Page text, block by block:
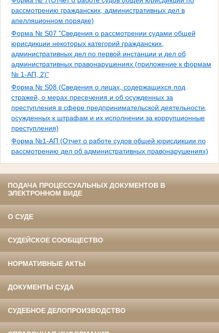
рассмотрению гражданских, административных дел в
апелляционном порядке)
Форма № S07 "Сведения о рассмотрении судами общей
юрисдикции некоторых категорий гражданских,
административных дел по первой инстанции и дел об
административных правонарушениях (приложение к формам
№ 1-АП, 2)"
Форма № S08 (Сведения о лицах, содержащихся под
стражей, о мерах пресечения и об осужденных за
преступления в сфере предпринимательской деятельности,
осужденных к штрафам и их исполнении за коррупционные
преступления)
Форма №1-АП (Отчет о работе судов общей юрисдикции по
рассмотрению дел об административных правонарушениях)
ПОДАЧА ПРОЦЕССУАЛЬНЫХ ДОКУМЕНТОВ В
ЭЛЕКТРОННОМ ВИДЕ
О СУДЕ
СУДЕЙСКОЕ СООБЩЕСТВО
НОРМАТИВНЫЕ АКТЫ
ДОКУМЕНТЫ СУДА
СУДЕБНОЕ ДЕЛОПРОИЗВОДСТВО